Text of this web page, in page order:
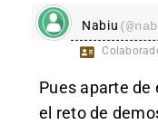
Nabiu
Pues aparte
el reto de